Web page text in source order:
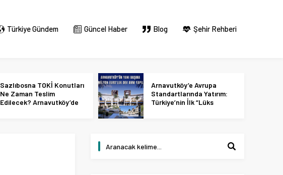
Türkiye Gündem Güncel Haber Blog Şehir Rehberi
Sazlıbosna TOKİ Konutları
Ne Zaman Teslim
Edilecek? Arnavutköy’de
Arnavutköy’e Avrupa
Standartlarında Yatırım:
Türkiye’nin İlk “Lüks